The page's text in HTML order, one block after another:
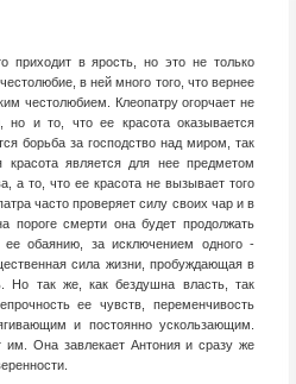
приходит в ярость, но это не только
в ней много того, что вернее
честолюбием. Клеопатру огорчает не
и то, что ее красота оказывается
борьба за господство над миром, так
красота является для нее предметом
а то, что ее красота не вызывает того
часто проверяет силу своих чар и в
пороге смерти она будет продолжать
обаянию, за исключением одного -
сила жизни, пробуждающая в
Но так же, как бездушна власть, так
ее чувств, переменчивость
и постоянно ускользающим.
им. Она завлекает Антония и сразу же